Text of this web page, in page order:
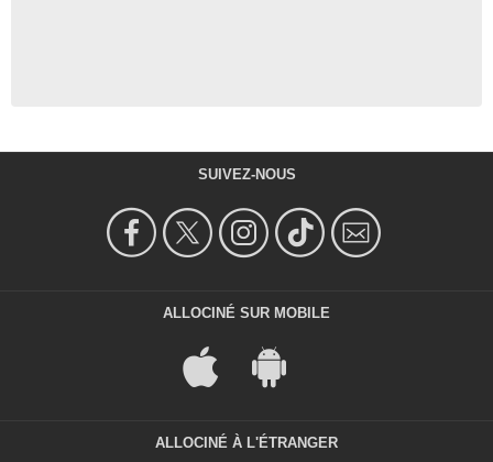
SUIVEZ-NOUS
ALLOCINÉ SUR MOBILE
ALLOCINÉ À L'ÉTRANGER